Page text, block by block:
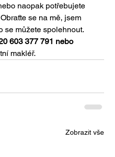
naopak potřebujete
se na mě, jsem
se můžete spolehnout.
603 377 791 nebo
makléř.
Zobrazit vše